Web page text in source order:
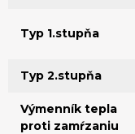
Typ 1.stupňa
Typ 2.stupňa
Výmenník tepla
proti zamŕzaniu